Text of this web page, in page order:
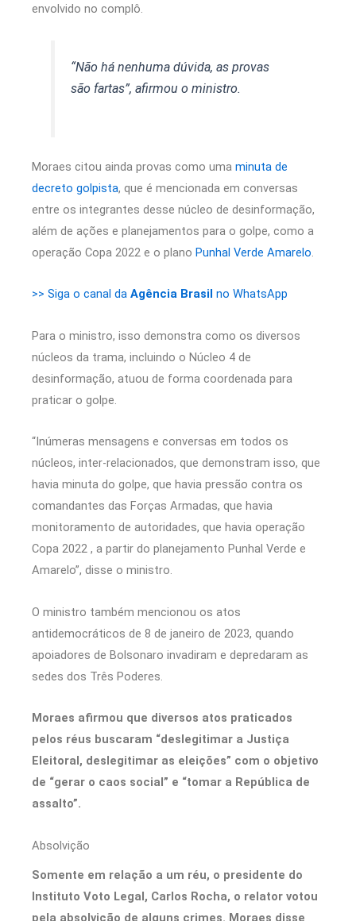
envolvido no complô.
“Não há nenhuma dúvida, as provas
são fartas”, afirmou o ministro.
Moraes citou ainda provas como uma minuta de
decreto golpista, que é mencionada em conversas
entre os integrantes desse núcleo de desinformação,
além de ações e planejamentos para o golpe, como a
operação Copa 2022 e o plano Punhal Verde Amarelo.
>> Siga o canal da Agência Brasil no WhatsApp
Para o ministro, isso demonstra como os diversos
núcleos da trama, incluindo o Núcleo 4 de
desinformação, atuou de forma coordenada para
praticar o golpe.
“Inúmeras mensagens e conversas em todos os
núcleos, inter-relacionados, que demonstram isso, que
havia minuta do golpe, que havia pressão contra os
comandantes das Forças Armadas, que havia
monitoramento de autoridades, que havia operação
Copa 2022 , a partir do planejamento Punhal Verde e
Amarelo”, disse o ministro.
O ministro também mencionou os atos
antidemocráticos de 8 de janeiro de 2023, quando
apoiadores de Bolsonaro invadiram e depredaram as
sedes dos Três Poderes.
Moraes afirmou que diversos atos praticados
pelos réus buscaram “deslegitimar a Justiça
Eleitoral, deslegitimar as eleições” com o objetivo
de “gerar o caos social” e “tomar a República de
assalto”.
Absolvição
Somente em relação a um réu, o presidente do
Instituto Voto Legal, Carlos Rocha, o relator votou
pela absolvição de alguns crimes. Moraes disse